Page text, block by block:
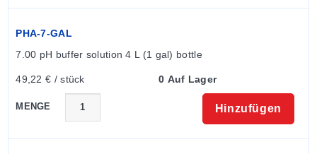
PHA-7-GAL
7.00 pH buffer solution 4 L (1 gal) bottle
49,22 € / stück 0 Auf Lager
MENGE Hinzufügen